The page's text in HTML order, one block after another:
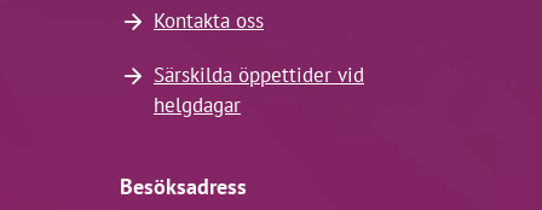
Kontakta oss
Särskilda öppettider vid
helgdagar
Besöksadress